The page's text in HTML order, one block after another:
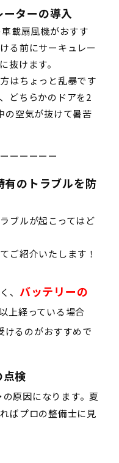
ターの導入
載扇風機がおすす
る前にサーキュレー
抜けます。
はちょっと乱暴です
どちらかのドアを2
の空気が抜けて暑苦
ーーーーー
のトラブルを防
ブルが起こってはど
ご紹介いたします！
、 バッテリーの
上経っている場合
けるのがおすすめで
検
の原因になります。夏
ばプロの整備士に見